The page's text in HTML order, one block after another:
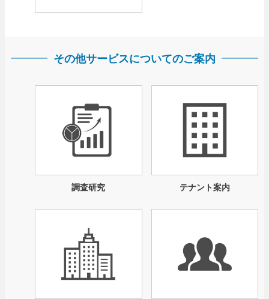
その他サービスについてのご案内
調査研究 テナント案内